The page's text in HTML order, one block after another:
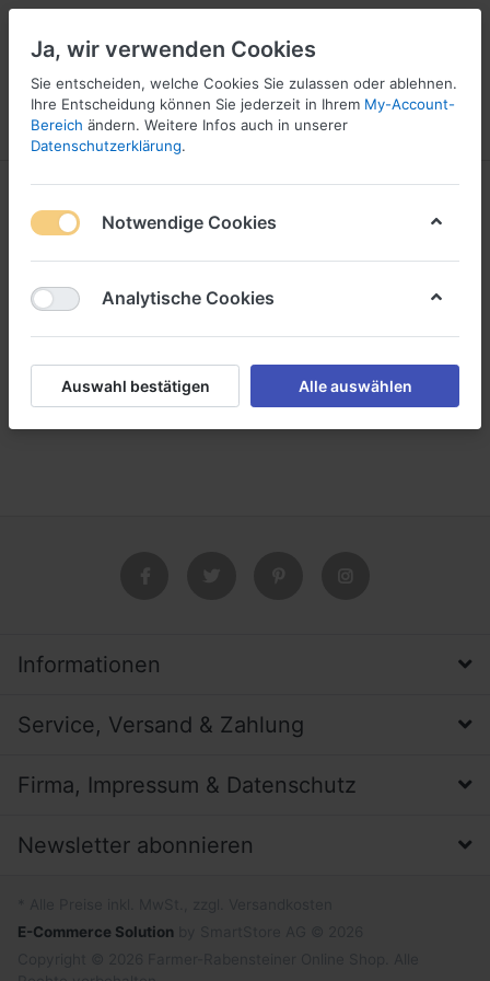
Menü Anmelden Vergleichen Wunschliste
Informationen
Service, Versand & Zahlung
Firma, Impressum & Datenschutz
Newsletter abonnieren
E-Commerce Solution
Ja, wir verwenden Cookies
Sie entscheiden, welche Cookies Sie zulassen oder ablehnen.
Ihre Entscheidung können Sie jederzeit in Ihrem My-Account-
Bereich ändern. Weitere Infos auch in unserer
Datenschutzerklärung.
Notwendige Cookies
Analytische Cookies
Auswahl bestätigen Alle auswählen